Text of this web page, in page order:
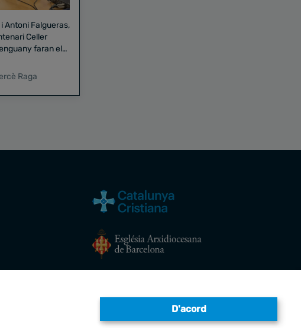
Antoni Falgueras,
Celler
faran el
Raga
D'acord